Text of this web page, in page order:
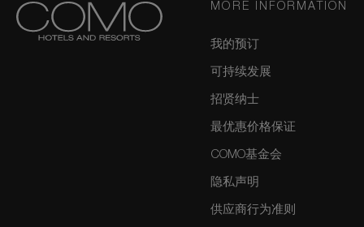
MORE INFORMATION
我的预订
可持续发展
招贤纳士
最优惠价格保证
COMO基金会
隐私声明
供应商行为准则